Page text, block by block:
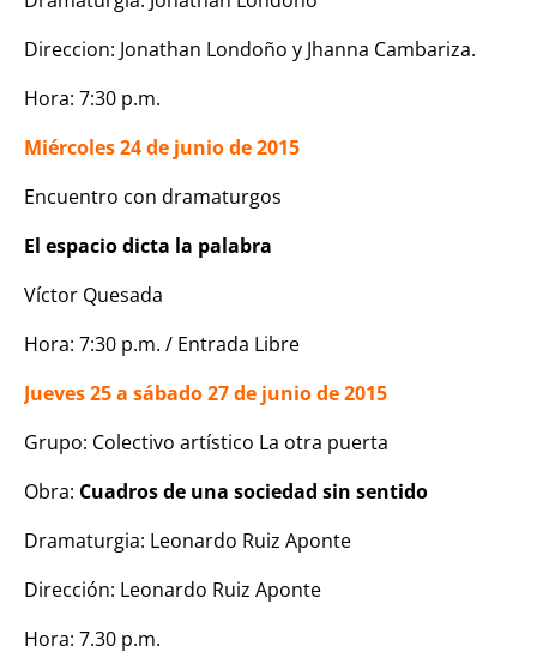
Direccion: Jonathan Londoño y Jhanna Cambariza.
Hora: 7:30 p.m.
Miércoles 24 de junio de 2015
Encuentro con dramaturgos
El espacio dicta la palabra
Víctor Quesada
Hora: 7:30 p.m. / Entrada Libre
Jueves 25 a sábado 27 de junio de 2015
Grupo: Colectivo artístico La otra puerta
Obra: Cuadros de una sociedad sin sentido
Dramaturgia: Leonardo Ruiz Aponte
Dirección: Leonardo Ruiz Aponte
Hora: 7.30 p.m.